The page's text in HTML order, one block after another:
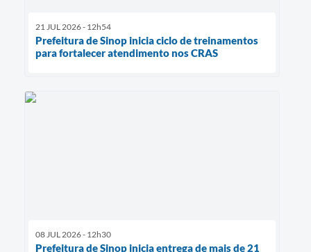
21 JUL 2026 - 12h54
Prefeitura de Sinop inicia ciclo de treinamentos
para fortalecer atendimento nos CRAS
08 JUL 2026 - 12h30
Prefeitura de Sinop inicia entrega de mais de 21